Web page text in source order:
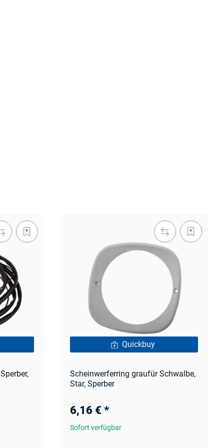
Quickbuy
Scheinwerferring graufür Schwalbe,
Star, Sperber
6,16 € *
Sofort verfügbar